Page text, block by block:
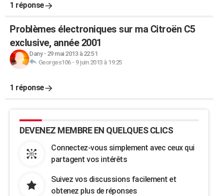
1 réponse
Problèmes électroniques sur ma Citroën C5
exclusive, année 2001
Dany- 29 mai 2013 à 22:51
Georges106- 9 juin 2013 à 19:25
1 réponse
DEVENEZ MEMBRE EN QUELQUES CLICS
Connectez-vous simplement avec ceux qui
partagent vos intérêts
Suivez vos discussions facilement et
obtenez plus de réponses